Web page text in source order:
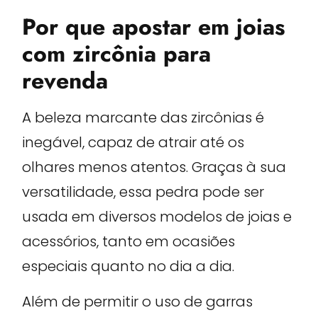
Por que apostar em joias
com zircônia para
revenda
A beleza marcante das zircônias é
inegável, capaz de atrair até os
olhares menos atentos. Graças à sua
versatilidade, essa pedra pode ser
usada em diversos modelos de joias e
acessórios, tanto em ocasiões
especiais quanto no dia a dia.
Além de permitir o uso de garras